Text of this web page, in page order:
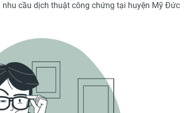
nhu cầu dịch thuật công chứng tại huyện Mỹ Đức